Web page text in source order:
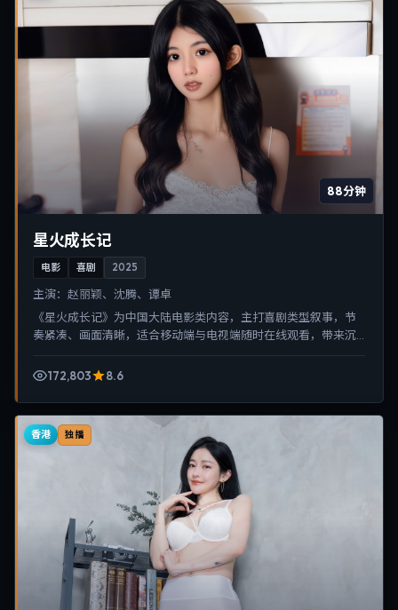
88分钟
星火成长记
电影 喜剧 2025
主演： 赵丽颖、沈腾、谭卓
《星火成长记》为中国大陆电影类内容，主打喜剧类型叙事，节
奏紧凑、画面清晰，适合移动端与电视端随时在线观看，带来沉
172,803
8.6
香港 独播